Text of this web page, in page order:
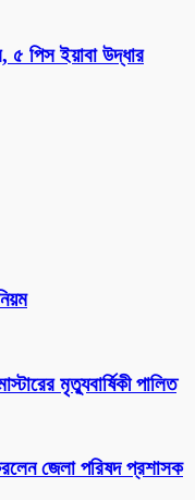
৫ পিস ইয়াবা উদ্ধার
মৃত্যুবার্ষিকী পালিত
জেলা পরিষদ প্রশাসক